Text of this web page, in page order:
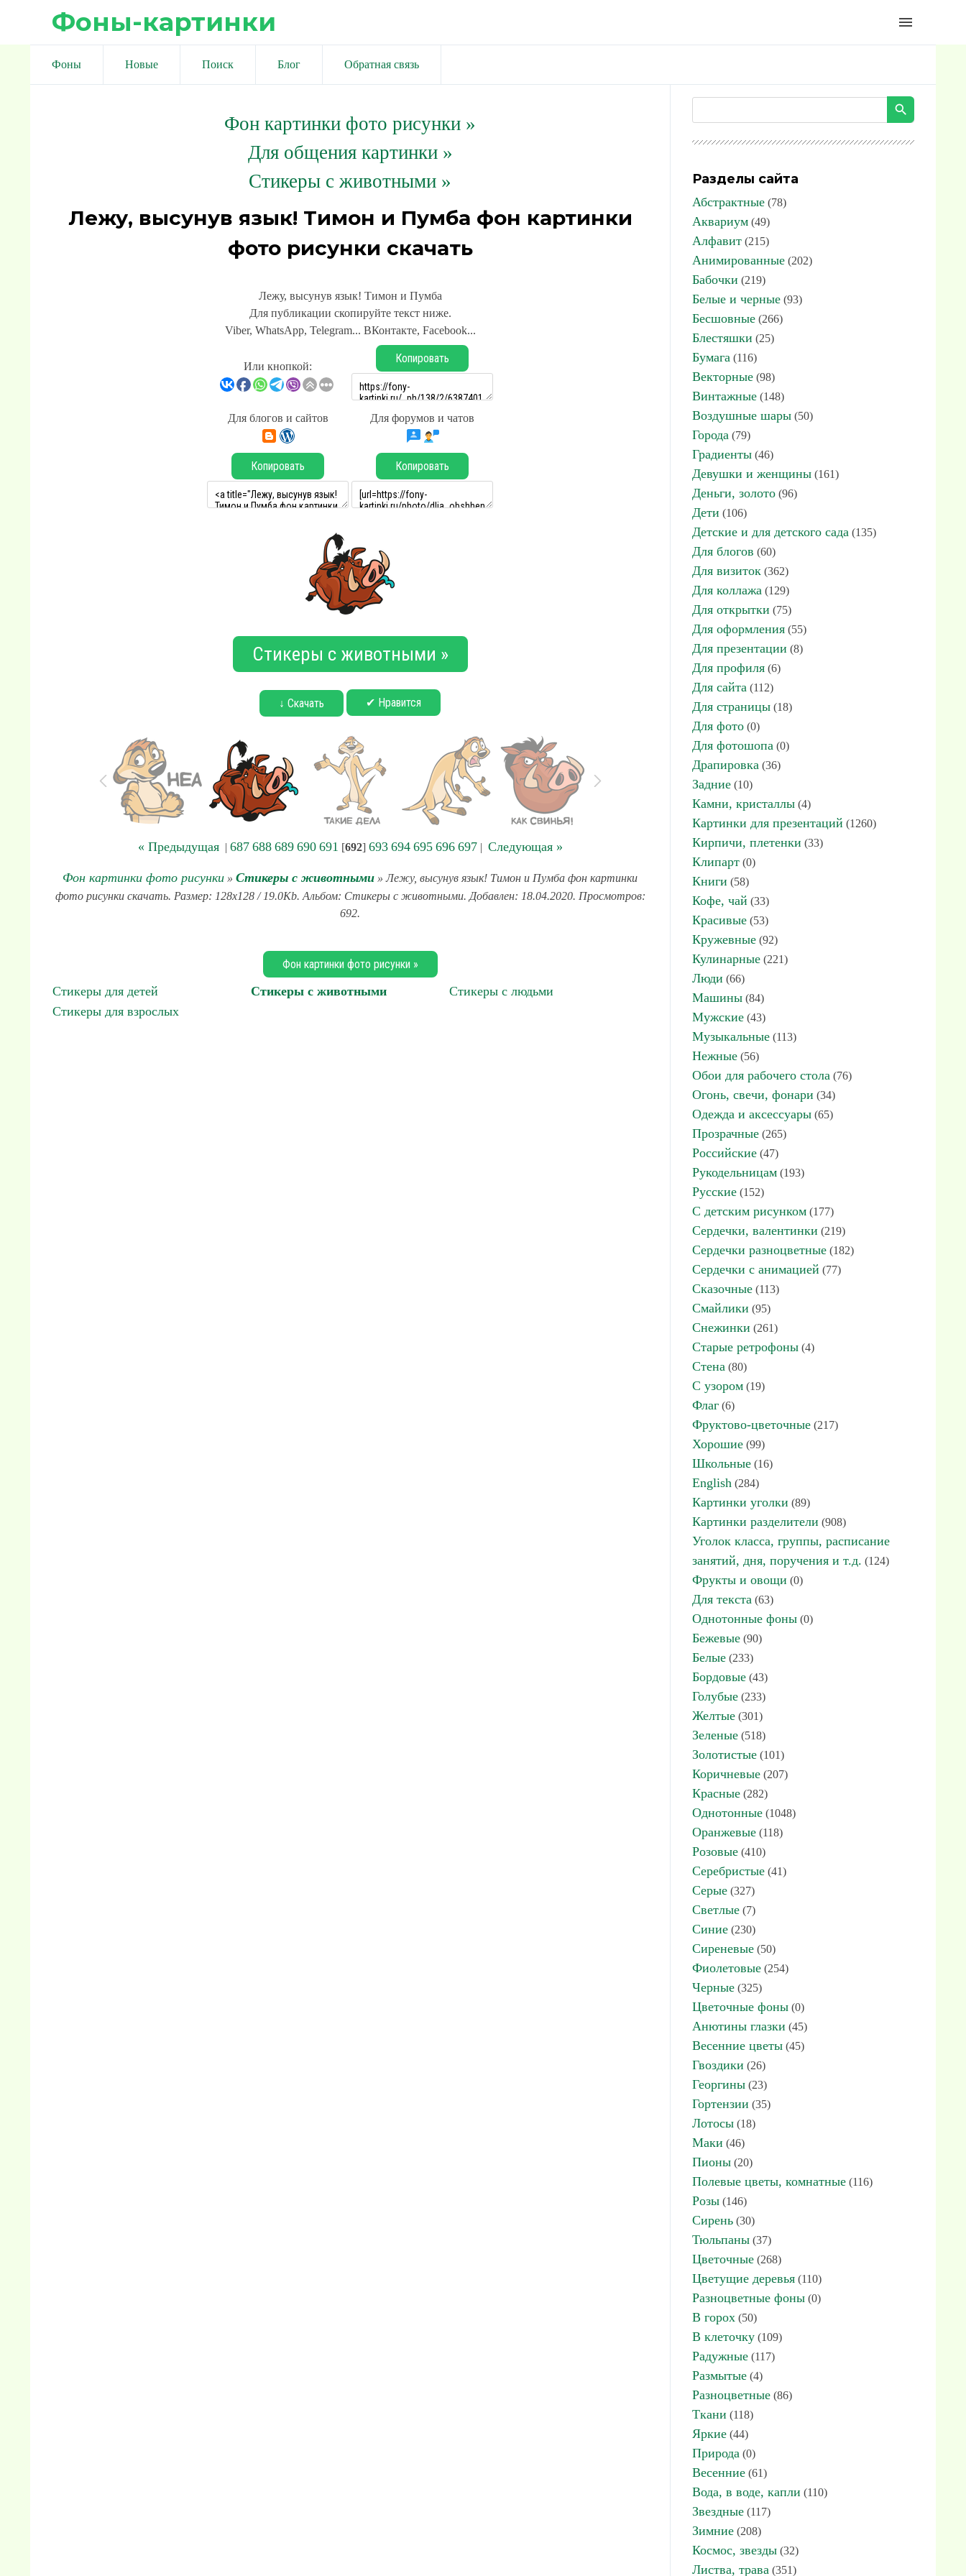
Фоны-картинки menu
Фоны Новые Поиск Блог Обратная связь
Фон картинки фото рисунки »
Для общения картинки »
Стикеры с животными »
Лежу, высунув язык! Тимон и Пумба фон картинки
фото рисунки скачать
Лежу, высунув язык! Тимон и Пумба
Для публикации скопируйте текст ниже.
Viber, WhatsApp, Telegram... ВКонтакте, Facebook...
Или кнопкой:
Копировать
Для блогов и сайтов Для форумов и чатов
Копировать Копировать
Стикеры с животными »
↓ Скачать ✔ Нравится
« Предыдущая| 687 688 689 690 691 [692] 693 694 695 696 697| Следующая »
Фон картинки фото рисунки » Стикеры с животными » Лежу, высунув язык! Тимон и Пумба фон картинки
фото рисунки скачать. Размер: 128x128 / 19.0Kb. Альбом: Стикеры с животными. Добавлен: 18.04.2020. Просмотров:
692.
Фон картинки фото рисунки »
Стикеры для детей Стикеры с животными
Стикеры с людьми
Стикеры для взрослых
Разделы сайта
Абстрактные (78)
Аквариум (49)
Алфавит (215)
Анимированные (202)
Бабочки (219)
Белые и черные (93)
Бесшовные (266)
Блестяшки (25)
Бумага (116)
Векторные (98)
Винтажные (148)
Воздушные шары (50)
Города (79)
Градиенты (46)
Девушки и женщины (161)
Деньги, золото (96)
Дети (106)
Детские и для детского сада (135)
Для блогов (60)
Для визиток (362)
Для коллажа (129)
Для открытки (75)
Для оформления (55)
Для презентации (8)
Для профиля (6)
Для сайта (112)
Для страницы (18)
Для фото (0)
Для фотошопа (0)
Драпировка (36)
Задние (10)
Камни, кристаллы (4)
Картинки для презентаций (1260)
Кирпичи, плетенки (33)
Клипарт (0)
Книги (58)
Кофе, чай (33)
Красивые (53)
Кружевные (92)
Кулинарные (221)
Люди (66)
Машины (84)
Мужские (43)
Музыкальные (113)
Нежные (56)
Обои для рабочего стола (76)
Огонь, свечи, фонари (34)
Одежда и аксессуары (65)
Прозрачные (265)
Российские (47)
Рукодельницам (193)
Русские (152)
С детским рисунком (177)
Сердечки, валентинки (219)
Сердечки разноцветные (182)
Сердечки с анимацией (77)
Сказочные (113)
Смайлики (95)
Снежинки (261)
Старые ретрофоны (4)
Стена (80)
С узором (19)
Флаг (6)
Фруктово-цветочные (217)
Хорошие (99)
Школьные (16)
English (284)
Картинки уголки (89)
Картинки разделители (908)
Уголок класса, группы, расписание
занятий, дня, поручения и т.д. (124)
Фрукты и овощи (0)
Для текста (63)
Однотонные фоны (0)
Бежевые (90)
Белые (233)
Бордовые (43)
Голубые (233)
Желтые (301)
Зеленые (518)
Золотистые (101)
Коричневые (207)
Красные (282)
Однотонные (1048)
Оранжевые (118)
Розовые (410)
Серебристые (41)
Серые (327)
Светлые (7)
Синие (230)
Сиреневые (50)
Фиолетовые (254)
Черные (325)
Цветочные фоны (0)
Анютины глазки (45)
Весенние цветы (45)
Гвоздики (26)
Георгины (23)
Гортензии (35)
Лотосы (18)
Маки (46)
Пионы (20)
Полевые цветы, комнатные (116)
Розы (146)
Сирень (30)
Тюльпаны (37)
Цветочные (268)
Цветущие деревья (110)
Разноцветные фоны (0)
В горох (50)
В клеточку (109)
Радужные (117)
Размытые (4)
Разноцветные (86)
Ткани (118)
Яркие (44)
Природа (0)
Весенние (61)
Вода, в воде, капли (110)
Звездные (117)
Зимние (208)
Космос, звезды (32)
Листва, трава (351)